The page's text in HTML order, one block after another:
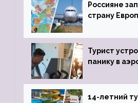
Россияне
страну
виз
Турист
панику в
задержке
14-летний